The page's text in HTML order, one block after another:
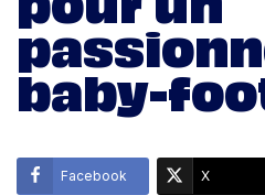
baby-
Facebook X